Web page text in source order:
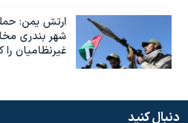
ارتش یمن:
غیرنظامیان
دنبال کنید